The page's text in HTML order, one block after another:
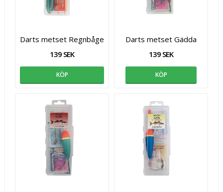
Darts metset Regnbåge
139 SEK
KÖP
Darts metset Gädda
139 SEK
KÖP